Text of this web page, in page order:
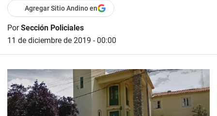
Agregar Sitio Andino en
PorSección Policiales
11 de diciembre de 2019 - 00:00